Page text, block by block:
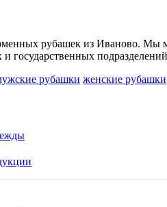
рубашек из Иваново.
государственных
рубашки женские рубашки